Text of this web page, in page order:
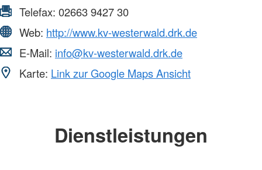
Telefax: 02663 9427 30
Web: http://www.kv-westerwald.drk.de
E-Mail: info@kv-westerwald.drk.de
Karte: Link zur Google Maps Ansicht
Dienstleistungen